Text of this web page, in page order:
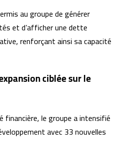
au groupe de générer
et d’afficher une dette
renforçant ainsi sa capacité
ciblée sur le
financière, le groupe a intensifié
avec 33 nouvelles